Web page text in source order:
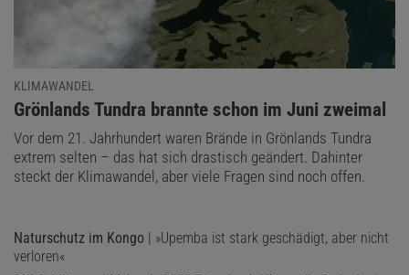
KLIMAWANDEL
:
Grönlands Tundra brannte schon im Juni zweimal
Vor dem 21. Jahrhundert waren Brände in Grönlands Tundra
extrem selten – das hat sich drastisch geändert. Dahinter
steckt der Klimawandel, aber viele Fragen sind noch offen.
Naturschutz im Kongo | »Upemba ist stark geschädigt, aber nicht
verloren«